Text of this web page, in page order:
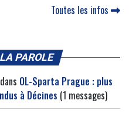
Toutes les infos
PAROLE
dans OL-Sparta Prague : plus
à Décines (1 messages)